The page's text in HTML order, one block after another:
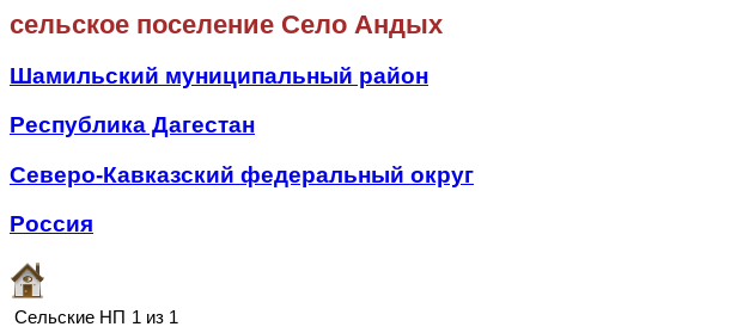
сельское поселение Село Андых
Шамильский муниципальный район
Республика Дагестан
Северо-Кавказский федеральный округ
Россия
Сельские НП 1 из 1